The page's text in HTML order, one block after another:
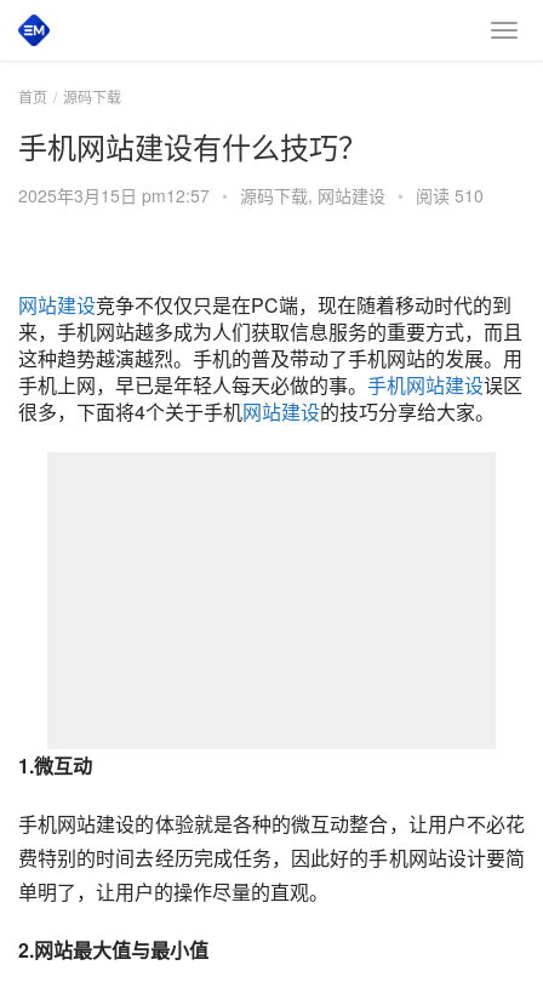
首页 源码下载
手机网站建设有什么技巧？
2025年3月15日 pm12:57 • 源码下载, 网站建设 • 阅读 510
网站建设竞争不仅仅只是在PC端，现在随着移动时代的到
来，手机网站越多成为人们获取信息服务的重要方式，而且
这种趋势越演越烈。手机的普及带动了手机网站的发展。用
手机上网，早已是年轻人每天必做的事。 手机网站建设误区
很多，下面将4个关于手机网站建设的技巧分享给大家。
1.微互动
手机网站建设的体验就是各种的微互动整合，让用户不必花
费特别的时间去经历完成任务，因此好的手机网站设计要简
单明了，让用户的操作尽量的直观。
2.网站最大值与最小值